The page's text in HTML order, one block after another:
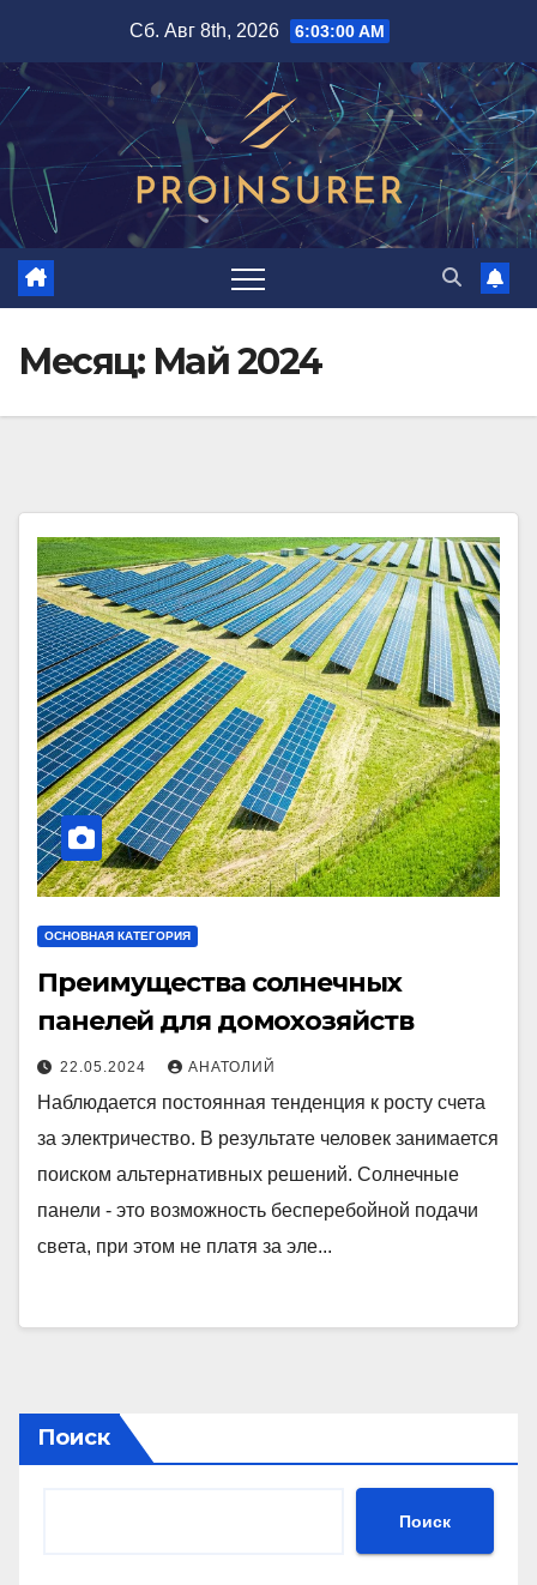
содержимому
Сб. Авг 8th, 2026 6:03:00 AM
Месяц: Май 2024
ОСНОВНАЯ КАТЕГОРИЯ
Преимущества солнечных
панелей для домохозяйств
22.05.2024 АНАТОЛИЙ
Наблюдается постоянная тенденция к росту счета
за электричество. В результате человек занимается
поиском альтернативных решений. Солнечные
панели - это возможность бесперебойной подачи
света, при этом не платя за эле...
Поиск
Поиск